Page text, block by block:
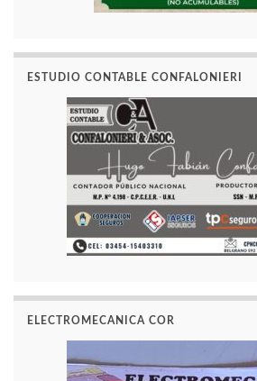
ESTUDIO CONTABLE CONFALONIERI
ELECTROMECANICA COR